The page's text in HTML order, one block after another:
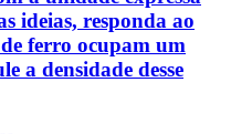
ideias, responda ao
de ferro ocupam um
a densidade desse